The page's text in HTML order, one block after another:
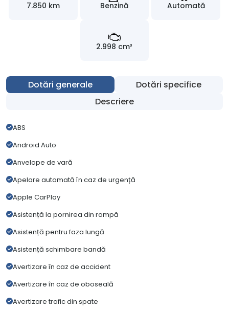
7.850 km Benzină Automată
2.998 cm³
Dotări generale
Dotări specifice
Descriere
ABS
Android Auto
Anvelope de vară
Apelare automată în caz de urgență
Apple CarPlay
Asistență la pornirea din rampă
Asistență pentru faza lungă
Asistență schimbare bandă
Avertizare în caz de accident
Avertizare în caz de oboseală
Avertizare trafic din spate